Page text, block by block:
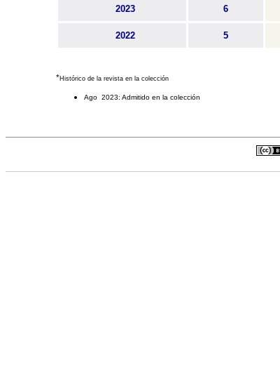
2023 6
2022 5
*Histórico de la revista en la colección
Ago 2023: Admitido en la colección